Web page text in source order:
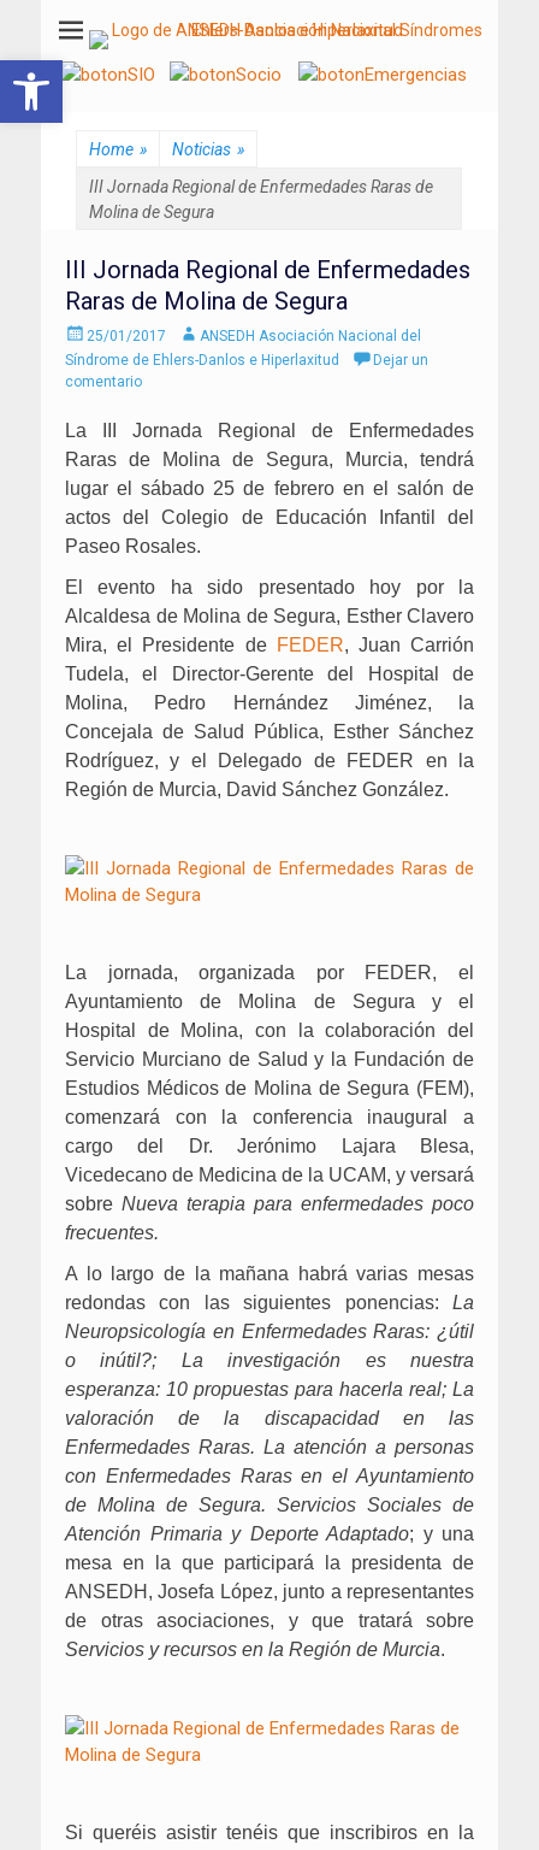
ANSEDH
Asociación Nacional del Síndrome de Ehlers-Danlos e Hiperlaxitud
Home » Noticias »
III Jornada Regional de Enfermedades Raras de
Molina de Segura
III Jornada Regional de Enfermedades
Raras de Molina de Segura
Enviado
el
25/01/2017 AutorANSEDH Asociación Nacional del
Síndrome de Ehlers-Danlos e Hiperlaxitud
Dejar un
comentario
La III Jornada Regional de Enfermedades
Raras de Molina de Segura, Murcia, tendrá
lugar el sábado 25 de febrero en el salón de
actos del Colegio de Educación Infantil del
Paseo Rosales.
El evento ha sido presentado hoy por la
Alcaldesa de Molina de Segura, Esther Clavero
Mira, el Presidente de FEDER, Juan Carrión
Tudela, el Director-Gerente del Hospital de
Molina, Pedro Hernández Jiménez, la
Concejala de Salud Pública, Esther Sánchez
Rodríguez, y el Delegado de FEDER en la
Región de Murcia, David Sánchez González.
La jornada, organizada por FEDER, el
Ayuntamiento de Molina de Segura y el
Hospital de Molina, con la colaboración del
Servicio Murciano de Salud y la Fundación de
Estudios Médicos de Molina de Segura (FEM),
comenzará con la conferencia inaugural a
cargo del Dr. Jerónimo Lajara Blesa,
Vicedecano de Medicina de la UCAM, y versará
sobre Nueva terapia para enfermedades poco
frecuentes.
A lo largo de la mañana habrá varias mesas
redondas con las siguientes ponencias: La
Neuropsicología en Enfermedades Raras: ¿útil
o inútil?; La investigación es nuestra
esperanza: 10 propuestas para hacerla real; La
valoración de la discapacidad en las
Enfermedades Raras. La atención a personas
con Enfermedades Raras en el Ayuntamiento
de Molina de Segura. Servicios Sociales de
Atención Primaria y Deporte Adaptado; y una
mesa en la que participará la presidenta de
ANSEDH, Josefa López, junto a representantes
de otras asociaciones, y que tratará sobre
Servicios y recursos en la Región de Murcia.
Si queréis asistir tenéis que inscribiros en la
Abrir barra de herramientas